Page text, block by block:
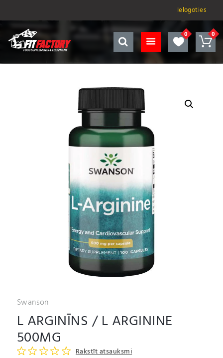
Ielogoties
Swanson
L ARGINĪNS / L ARGININE
500MG
Rakstīt atsauksmi